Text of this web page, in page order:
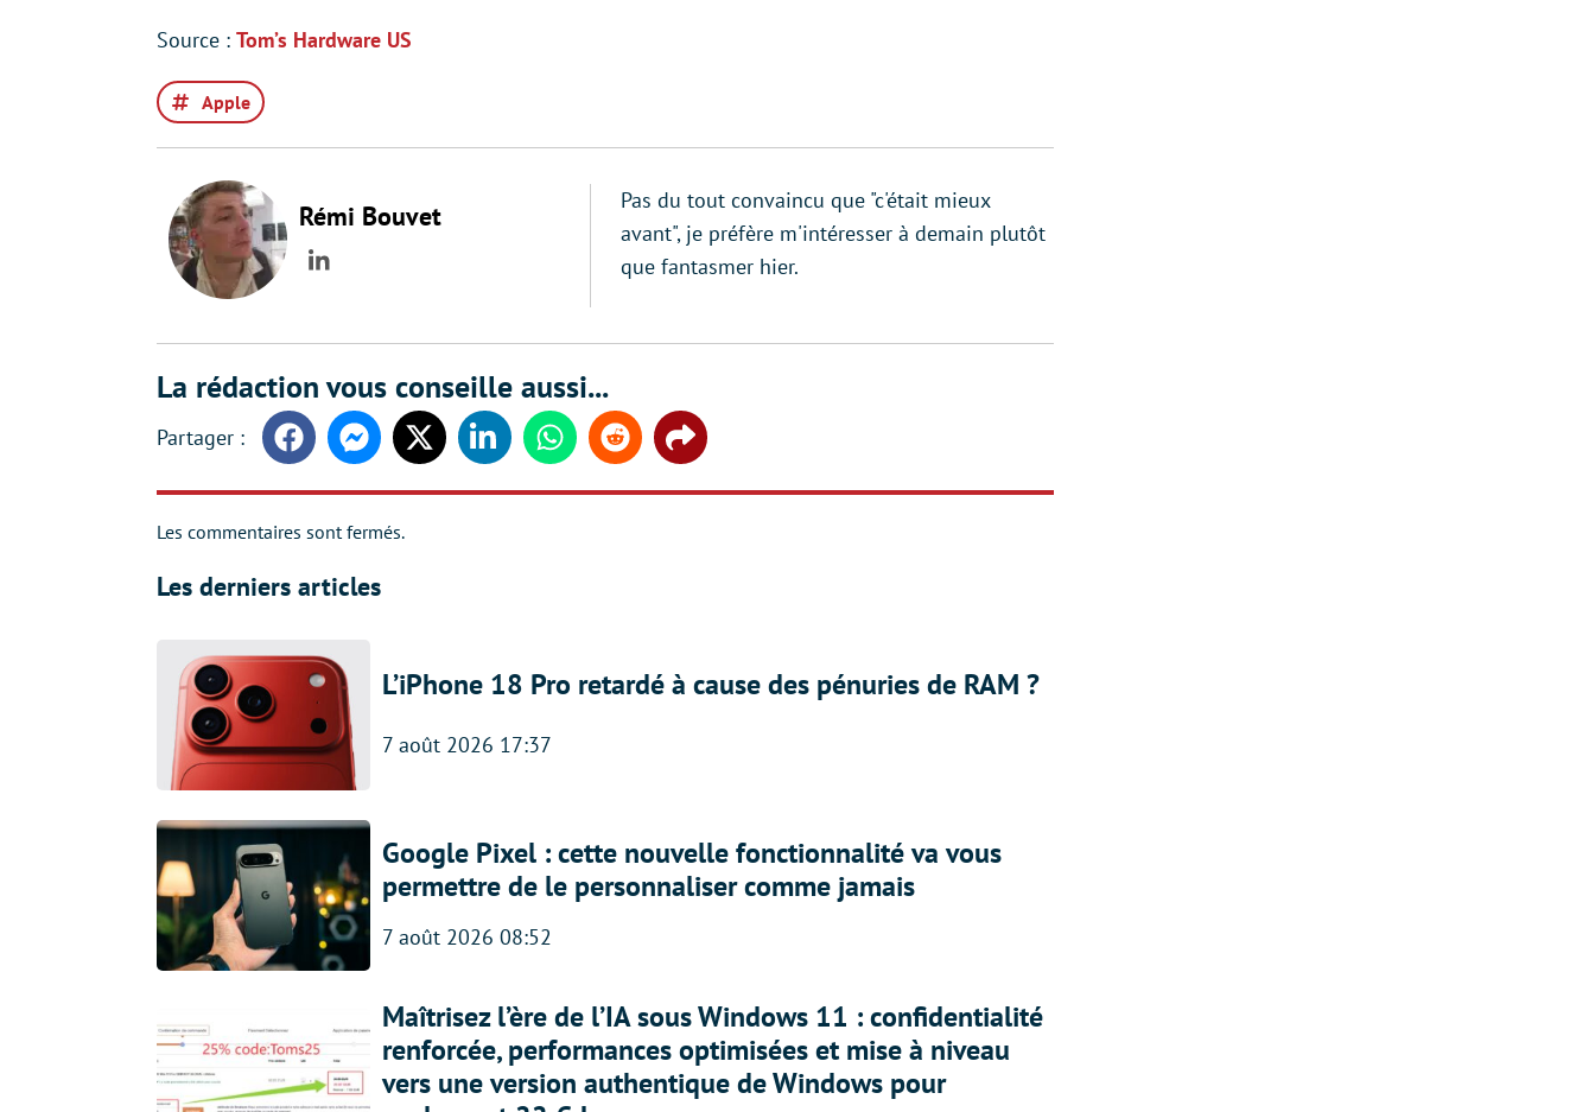
Source : Tom’s Hardware US
Apple
Rémi Bouvet
LinkedIn
Pas du tout convaincu que "c'était mieux
avant", je préfère m'intéresser à demain plutôt
que fantasmer hier.
La rédaction vous conseille aussi...
FacebookMessengerTwitter LinkedinWhatsappReddit Share
Les commentaires sont fermés.
Les derniers articles
L’iPhone 18 Pro retardé à cause des pénuries de RAM ?
7 août 2026 17:37
Google Pixel : cette nouvelle fonctionnalité va vous
permettre de le personnaliser comme jamais
7 août 2026 08:52
Maîtrisez l’ère de l’IA sous Windows 11 : confidentialité
renforcée, performances optimisées et mise à niveau
vers une version authentique de Windows pour